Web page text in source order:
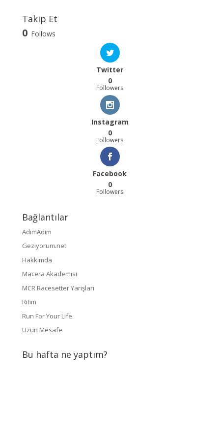
Takip Et
0 Follows
Twitter
0
Followers
Instagram
0
Followers
Facebook
0
Followers
Bağlantılar
AdımAdım
Geziyorum.net
Hakkımda
Macera Akademisi
MCR Racesetter Yarışları
Ritim
Run For Your Life
Uzun Mesafe
Bu hafta ne yaptım?